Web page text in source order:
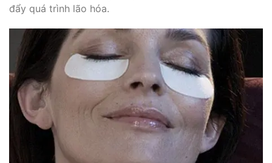
đẩy quá trình lão hóa.